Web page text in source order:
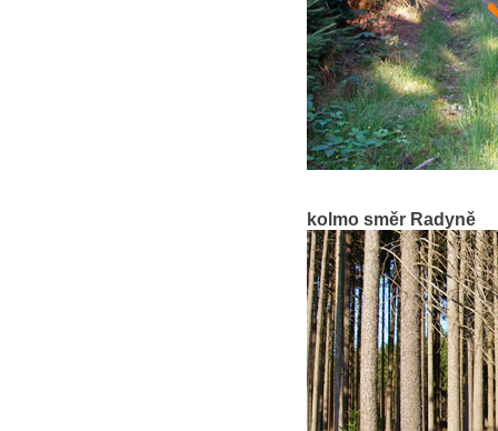
kolmo směr Radyně